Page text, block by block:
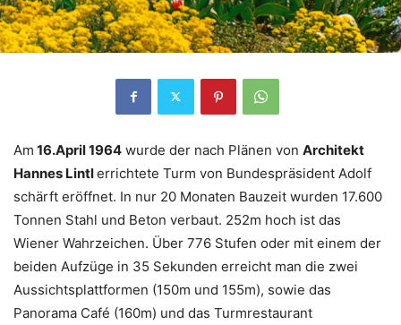
Am 16.April 1964 wurde der nach Plänen von Architekt
Hannes Lintlerrichtete Turm von Bundespräsident Adolf
schärft eröffnet. In nur 20 Monaten Bauzeit wurden 17.600
Tonnen Stahl und Beton verbaut. 252m hoch ist das
Wiener Wahrzeichen. Über 776 Stufen oder mit einem der
beiden Aufzüge in 35 Sekunden erreicht man die zwei
Aussichtsplattformen (150m und 155m), sowie das
Panorama Café (160m) und das Turmrestaurant